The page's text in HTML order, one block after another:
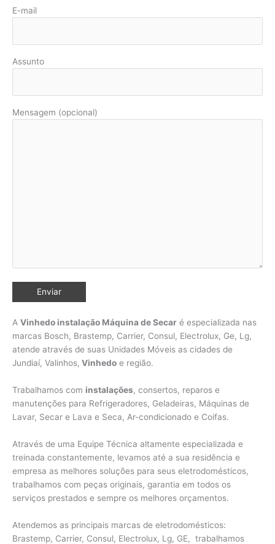
E-mail
Assunto
Mensagem (opcional)
A Vinhedo instalação Máquina de Secar é especializada nas
marcas Bosch, Brastemp, Carrier, Consul, Electrolux, Ge, Lg,
atende através de suas Unidades Móveis as cidades de
Jundiaí, Valinhos, Vinhedo e região.
Trabalhamos com instalações, consertos, reparos e
manutenções para Refrigeradores, Geladeiras, Máquinas de
Lavar, Secar e Lava e Seca, Ar-condicionado e Coifas.
Através de uma Equipe Técnica altamente especializada e
treinada constantemente, levamos até a sua residência e
empresa as melhores soluções para seus eletrodomésticos,
trabalhamos com peças originais, garantia em todos os
serviços prestados e sempre os melhores orçamentos.
Atendemos as principais marcas de eletrodomésticos:
Brastemp, Carrier, Consul, Electrolux, Lg, GE, trabalhamos